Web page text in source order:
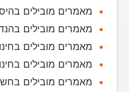
מאמרים מובילים
מאמרים מובילים
מאמרים מובילים
מאמרים מובילים
מאמרים מובילים